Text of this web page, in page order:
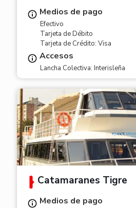
Medios de pago
Efectivo
Tarjeta de Débito
Tarjeta de Crédito: Visa
Accesos
Lancha Colectiva: Interisleña
Catamaranes Tigre
Medios de pago